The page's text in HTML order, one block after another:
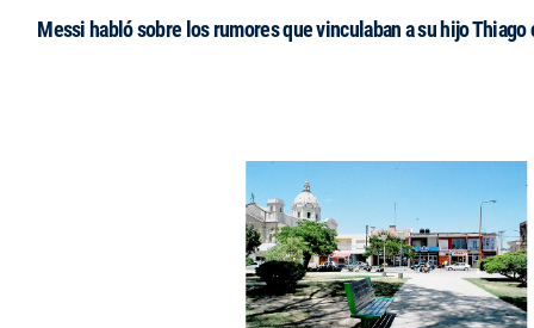
Messi habló sobre los rumores que vinculaban a su hijo Thiago